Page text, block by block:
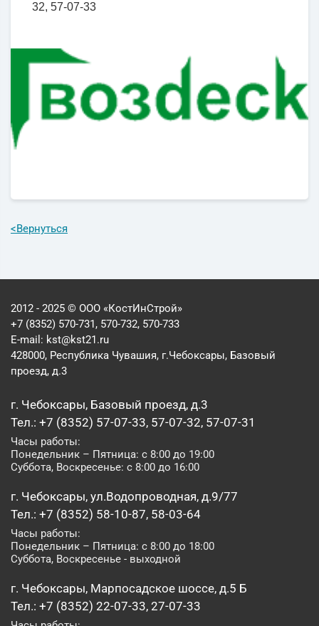
32, 57-07-33
<Вернуться
2012 - 2025 © ООО «КостИнСтрой»
+7 (8352) 570-731, 570-732, 570-733
E-mail: kst@kst21.ru
428000, Республика Чувашия, г.Чебоксары, Базовый
проезд, д.3
г. Чебоксары, Базовый проезд, д.3
Тел.: +7 (8352) 57-07-33, 57-07-32, 57-07-31
Часы работы:
Понедельник – Пятница: с 8:00 до 19:00
Суббота, Воскресенье: с 8:00 до 16:00
г. Чебоксары, ул.Водопроводная, д.9/77
Тел.: +7 (8352) 58-10-87, 58-03-64
Часы работы:
Понедельник – Пятница: с 8:00 до 18:00
Суббота, Воскресенье - выходной
г. Чебоксары, Марпосадское шоссе, д.5 Б
Тел.: +7 (8352) 22-07-33, 27-07-33